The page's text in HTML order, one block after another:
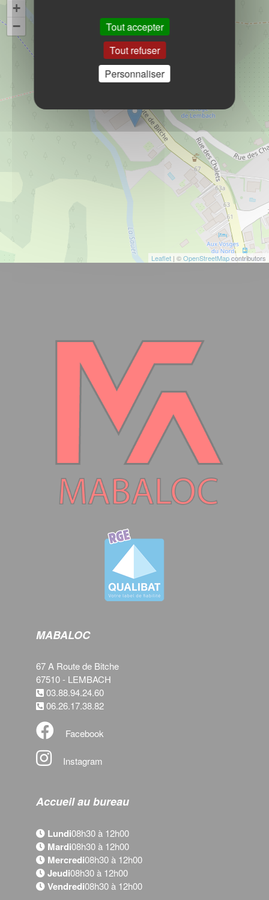
+
−
Leaflet | ©OpenStreetMapcontributors
MABALOC
67 A Route de Bitche
67510 - LEMBACH
03.88.94.24.60
06.26.17.38.82
Facebook
Instagram
Accueil au bureau
Lundi08h30 à 12h00
Mardi08h30 à 12h00
Mercredi08h30 à 12h00
Jeudi08h30 à 12h00
Vendredi08h30 à 12h00
Tout accepter
Tout refuser
Personnaliser